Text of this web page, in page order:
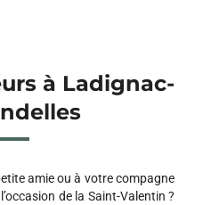
à Ladignac-
amie ou à votre compagne
de la Saint-Valentin ?